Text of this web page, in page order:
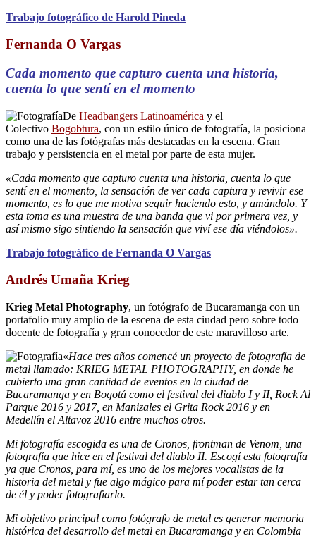
Trabajo fotográfico de Harold Pineda
Fernanda O Vargas
Cada momento que capturo cuenta una historia,
cuenta lo que sentí en el momento
De Headbangers Latinoamérica y el
Colectivo Bogobtura, con un estilo único de fotografía, la posiciona
como una de las fotógrafas más destacadas en la escena. Gran
trabajo y persistencia en el metal por parte de esta mujer.
«Cada momento que capturo cuenta una historia, cuenta lo que
sentí en el momento, la sensación de ver cada captura y revivir ese
momento, es lo que me motiva seguir haciendo esto, y amándolo. Y
esta toma es una muestra de una banda que vi por primera vez, y
así mismo sigo sintiendo la sensación que viví ese día viéndolos».
Trabajo fotográfico de Fernanda O Vargas
Andrés Umaña Krieg
Krieg Metal Photography, un fotógrafo de Bucaramanga con un
portafolio muy amplio de la escena de esta ciudad pero sobre todo
docente de fotografía y gran conocedor de este maravilloso arte.
«Hace tres años comencé un proyecto de fotografía de
metal llamado: KRIEG METAL PHOTOGRAPHY, en donde he
cubierto una gran cantidad de eventos en la ciudad de
Bucaramanga y en Bogotá como el festival del diablo I y II, Rock Al
Parque 2016 y 2017, en Manizales el Grita Rock 2016 y en
Medellín el Altavoz 2016 entre muchos otros.
Mi fotografía escogida es una de Cronos, frontman de Venom, una
fotografía que hice en el festival del diablo II. Escogí esta fotografía
ya que Cronos, para mí, es uno de los mejores vocalistas de la
historia del metal y fue algo mágico para mí poder estar tan cerca
de él y poder fotografiarlo.
Mi objetivo principal como fotógrafo de metal es generar memoria
histórica del desarrollo del metal en Bucaramanga y en Colombia